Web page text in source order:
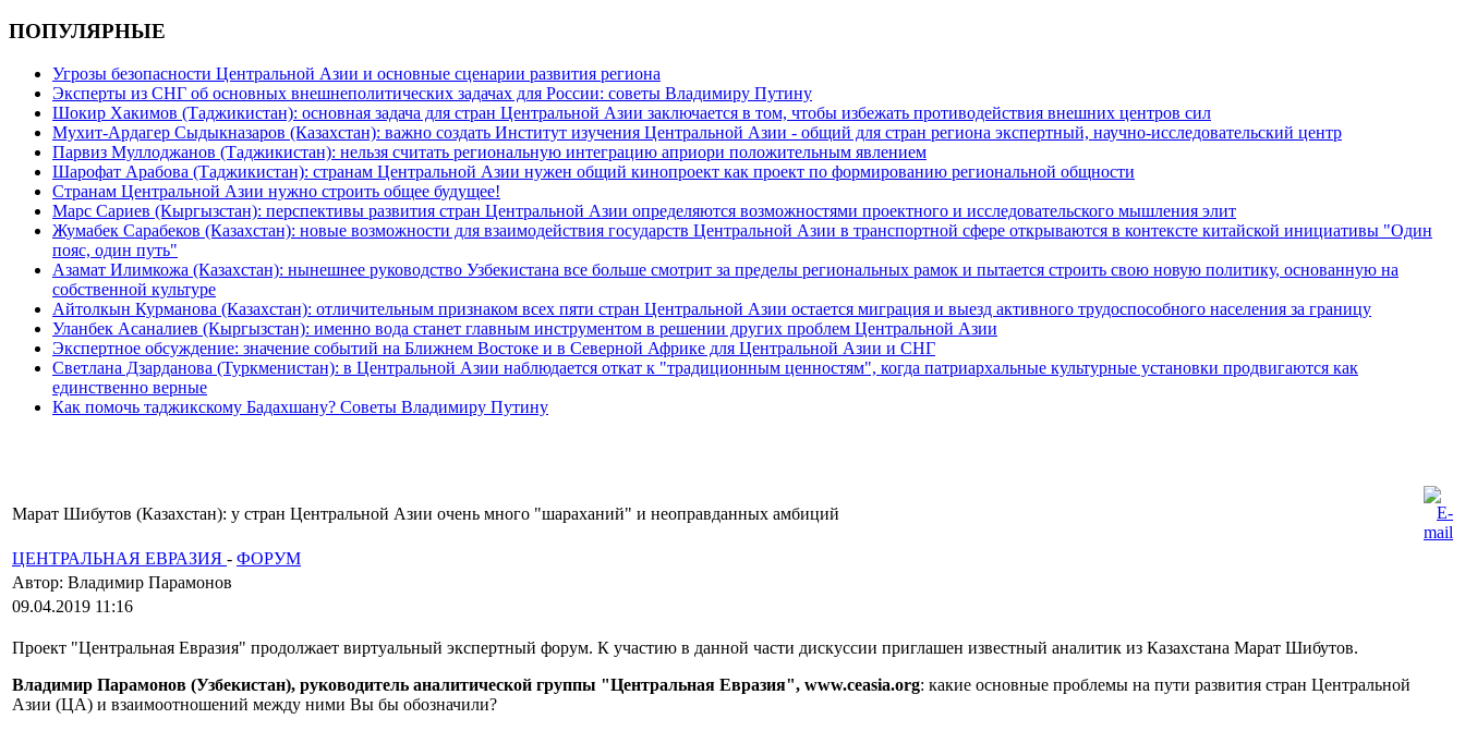
ПОПУЛЯРНЫЕ
Угрозы безопасности Центральной Азии и основные сценарии развития региона
Эксперты из СНГ об основных внешнеполитических задачах для России: советы Владимиру Путину
Шокир Хакимов (Таджикистан): основная задача для стран Центральной Азии заключается в том, чтобы избежать противодействия внешних центров сил
Мухит-Ардагер Сыдыкназаров (Казахстан): важно создать Институт изучения Центральной Азии - общий для стран региона экспертный, научно-исследовательский центр
Парвиз Муллоджанов (Таджикистан): нельзя считать региональную интеграцию априори положительным явлением
Шарофат Арабова (Таджикистан): странам Центральной Азии нужен общий кинопроект как проект по формированию региональной общности
Странам Центральной Азии нужно строить общее будущее!
Марс Сариев (Кыргызстан): перспективы развития стран Центральной Азии определяются возможностями проектного и исследовательского мышления элит
Жумабек Сарабеков (Казахстан): новые возможности для взаимодействия государств Центральной Азии в транспортной сфере открываются в контексте китайской инициативы "Один
пояс, один путь"
Азамат Илимкожа (Казахстан): нынешнее руководство Узбекистана все больше смотрит за пределы региональных рамок и пытается строить свою новую политику, основанную на
собственной культуре
Айтолкын Курманова (Казахстан): отличительным признаком всех пяти стран Центральной Азии остается миграция и выезд активного трудоспособного населения за границу
Уланбек Асаналиев (Кыргызстан): именно вода станет главным инструментом в решении других проблем Центральной Азии
Экспертное обсуждение: значение событий на Ближнем Востоке и в Северной Африке для Центральной Азии и СНГ
Светлана Дзарданова (Туркменистан): в Центральной Азии наблюдается откат к "традиционным ценностям", когда патриархальные культурные установки продвигаются как
единственно верные
Как помочь таджикскому Бадахшану? Советы Владимиру Путину
Марат Шибутов (Казахстан): у стран Центральной Азии очень много "шараханий" и неоправданных амбиций
ЦЕНТРАЛЬНАЯ ЕВРАЗИЯ - ФОРУМ
Автор: Владимир Парамонов
09.04.2019 11:16
Проект "Центральная Евразия" продолжает виртуальный экспертный форум. К участию в данной части дискуссии приглашен известный аналитик из Казахстана Марат Шибутов.
Владимир Парамонов (Узбекистан), руководитель аналитической группы "Центральная Евразия", www.ceasia.org: какие основные проблемы на пути развития стран Центральной
Азии (ЦА) и взаимоотношений между ними Вы бы обозначили?